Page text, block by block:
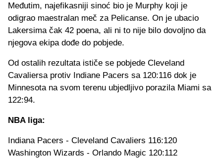
Međutim, najefikasniji sinoć bio je Murphy koji je
odigrao maestralan meč za Pelicanse. On je ubacio
Lakersima čak 42 poena, ali ni to nije bilo dovoljno da
njegova ekipa dođe do pobjede.
Od ostalih rezultata ističe se pobjede Cleveland
Cavaliersa protiv Indiane Pacers sa 120:116 dok je
Minnesota na svom terenu ubjedljivo porazila Miami sa
122:94.
NBA liga:
Indiana Pacers - Cleveland Cavaliers 116:120
Washington Wizards - Orlando Magic 120:112